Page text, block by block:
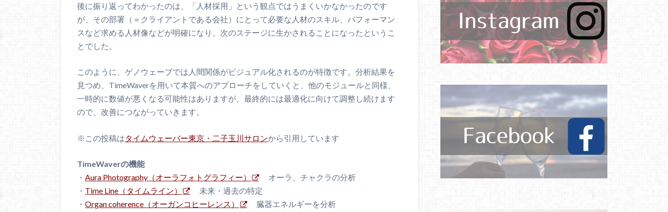
後に振り返ってわかったのは、「人材採用」という観点ではうまくいかなかったのです
が、その部署（＝クライアントである会社）にとって必要な人材のスキル、パフォーマン
スなど求める人材像などが明確になり、次のステージに生かされることになったというこ
とでした。
このように、ゲノウェーブでは人間関係がビジュアル化されるのが特徴です。分析結果を
見つめ、TimeWaverを用いて本質へのアプローチをしていくと、他のモジュールと同様、
一時的に数値が悪くなる可能性はありますが、最終的には最適化に向けて調整し続けます
ので、改善につながっていきます。
※この投稿はタイムウェーバー東京・二子玉川サロンから引用しています
TimeWaverの機能
・ Aura Photography（オーラフォトグラフィー）
オーラ、チャクラの分析
・ Time Line（タイムライン）
未来・過去の特定
・ Organ coherence（オーガンコヒーレンス）
臓器エネルギーを分析